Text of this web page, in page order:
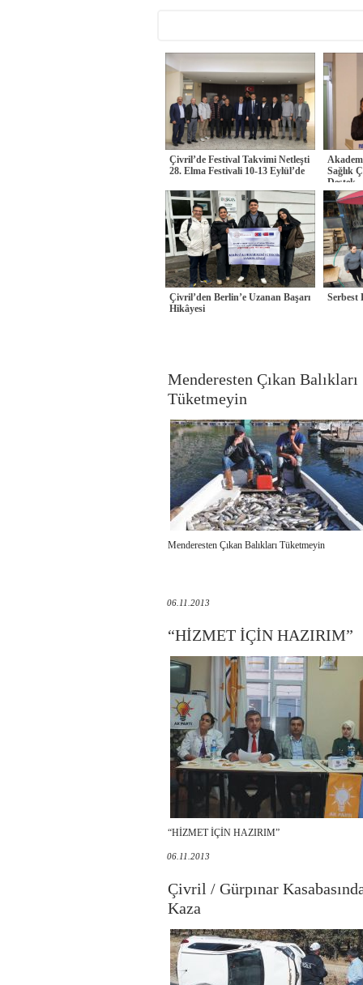
Çivril’de Festival Takvimi Netleşti
28. Elma Festivali 10-13 Eylül’de
Sağlık
Destek
Çivril’den Berlin’e Uzanan Başarı
Hikâyesi
Serbest
Menderesten Çıkan Balıkları
Tüketmeyin
Menderesten Çıkan Balıkları Tüketmeyin
06.11.2013
“HİZMET İÇİN HAZIRIM”
“HİZMET İÇİN HAZIRIM”
06.11.2013
Çivril / Gürpınar
Kaza